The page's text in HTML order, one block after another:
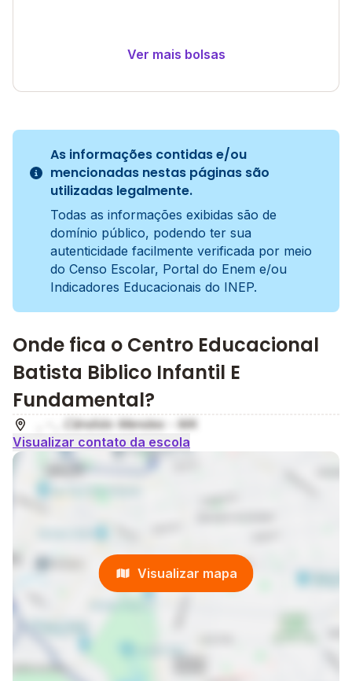
Ver mais bolsas
As informações contidas e/ou
mencionadas nestas páginas são
utilizadas legalmente.
Todas as informações exibidas são de
domínio público, podendo ter sua
autenticidade facilmente verificada por meio
do Censo Escolar, Portal do Enem e/ou
Indicadores Educacionais do INEP.
Onde fica o Centro Educacional
Batista Biblico Infantil E
Fundamental?
, - , Cândido Mendes - MA
Visualizar contato da escola
Visualizar mapa